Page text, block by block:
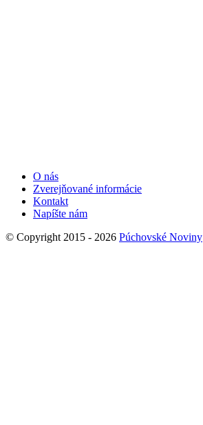
O nás
Zverejňované informácie
Kontakt
Napíšte nám
© Copyright 2015 - 2026 Púchovské Noviny